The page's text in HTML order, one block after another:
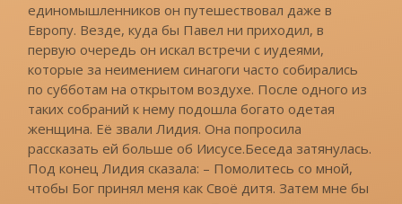
единомышленников он путешествовал даже в
Европу. Везде, куда бы Павел ни приходил, в
первую очередь он искал встречи с иудеями,
которые за неимением синагоги часто собирались
по субботам на открытом воздухе. После одного из
таких собраний к нему подошла богато одетая
женщина. Её звали Лидия. Она попросила
рассказать ей больше об Иисусе.Беседа затянулась.
Под конец Лидия сказала: – Помолитесь со мной,
чтобы Бог принял меня как Своё дитя. Затем мне бы